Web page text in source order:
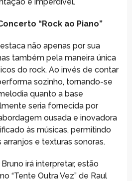
“Rock ao Piano”
não apenas por sua
também pela maneira única
do rock. Ao invés de contar
sozinho, tornando-se
quanto a base
seria fornecida por
ousada e inovadora
às músicas, permitindo
e texturas sonoras.
irá interpretar, estão
“Tente Outra Vez” de Raul